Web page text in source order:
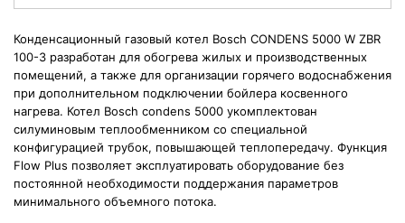
Конденсационный газовый котел Bosch CONDENS 5000 W ZBR
100-3 разработан для обогрева жилых и производственных
помещений, а также для организации горячего водоснабжения
при дополнительном подключении бойлера косвенного
нагрева. Котел Bosch condens 5000 укомплектован
силуминовым теплообменником со специальной
конфигурацией трубок, повышающей теплопередачу. Функция
Flow Plus позволяет эксплуатировать оборудование без
постоянной необходимости поддержания параметров
минимального объемного потока.